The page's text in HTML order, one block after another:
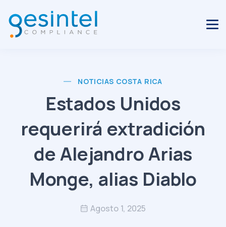
NOTICIAS COSTA RICA
Estados Unidos
requerirá extradición
de Alejandro Arias
Monge, alias Diablo
Agosto 1, 2025